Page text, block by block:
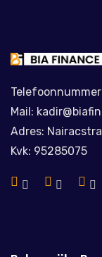
Mail:
Adres:
Kvk: 95285075